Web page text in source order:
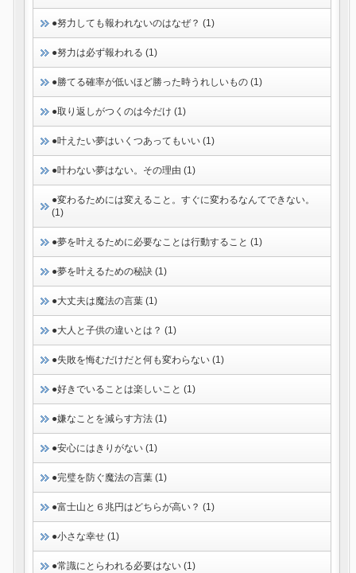
●努力しても報われないのはなぜ？ (1)
●努力は必ず報われる (1)
●勝てる確率が低いほど勝った時うれしいもの (1)
●取り返しがつくのは今だけ (1)
●叶えたい夢はいくつあってもいい (1)
●叶わない夢はない。その理由 (1)
●変わるためには変えること。すぐに変わるなんてできない。
(1)
●夢を叶えるために必要なことは行動すること (1)
●夢を叶えるための秘訣 (1)
●大丈夫は魔法の言葉 (1)
●大人と子供の違いとは？ (1)
●失敗を悔むだけだと何も変わらない (1)
●好きでいることは楽しいこと (1)
●嫌なことを減らす方法 (1)
●安心にはきりがない (1)
●完璧を防ぐ魔法の言葉 (1)
●富士山と６兆円はどちらが高い？ (1)
●小さな幸せ (1)
●常識にとらわれる必要はない (1)